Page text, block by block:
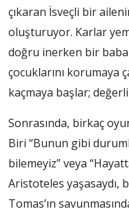
çıkaran İsveçli bir
oluşturuyor. Karlar
doğru inerken bir baba
çocuklarını korumaya
kaçmaya başlar;
Sonrasında, birkaç
Biri “Bunun gibi
bilemeyiz” veya
Aristoteles yaşasaydı,
Tomas’ın